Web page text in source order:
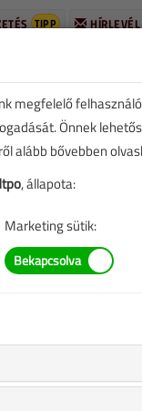
HÍRLEVÉL
TIPP
a cikk a VGF&HKL
meg. Töltse le a
megfelelő
Önnek
alább bővebben
, állapota:
Marketing sütik: